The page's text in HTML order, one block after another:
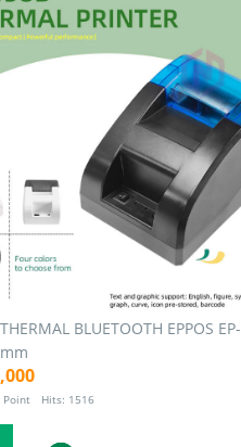
BLUETOOTH EPPOS EP-
Hits: 1516